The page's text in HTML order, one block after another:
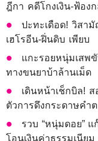
ฎีกา คดีโกงเงิน-ฟ้อง
ปะทะเดือด! วิสา
เฮโรอีน-ฝิ่นดิบ เพียบ
แกะรอยหนุ่มเสพ
ทางขนยาบ้าล้านเม็ด
เดินหน้าเช็กบิล!
ตัวการดึงกระดาษคำ
รวบ “หนุ่มดอย”
โอนเงินค่าธรรมเนีย